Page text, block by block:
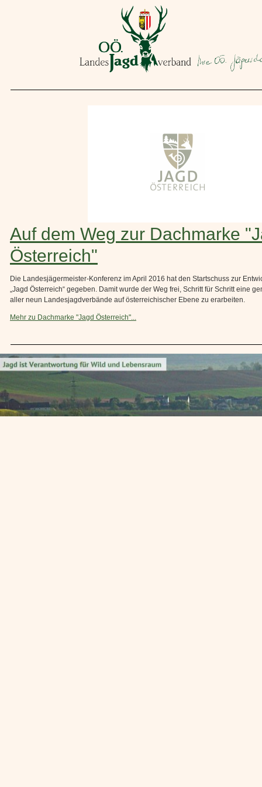
Auf dem Weg zur Dachmarke
Österreich"
Die Landesjägermeister-Konferenz im April 2016 hat den Startschuss zur
„Jagd Österreich“ gegeben. Damit wurde der Weg frei, Schritt für Schritt eine
aller neun Landesjagdverbände auf österreichischer Ebene zu erarbeiten.
Mehr zu Dachmarke "Jagd Österreich"...